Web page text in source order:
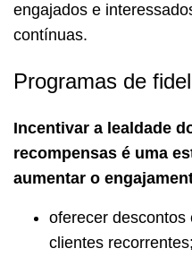
engajados e
contínuas.
Programas de
Incentivar a lealdade
recompensas é uma
aumentar o
oferecer descontos
clientes recorrentes;